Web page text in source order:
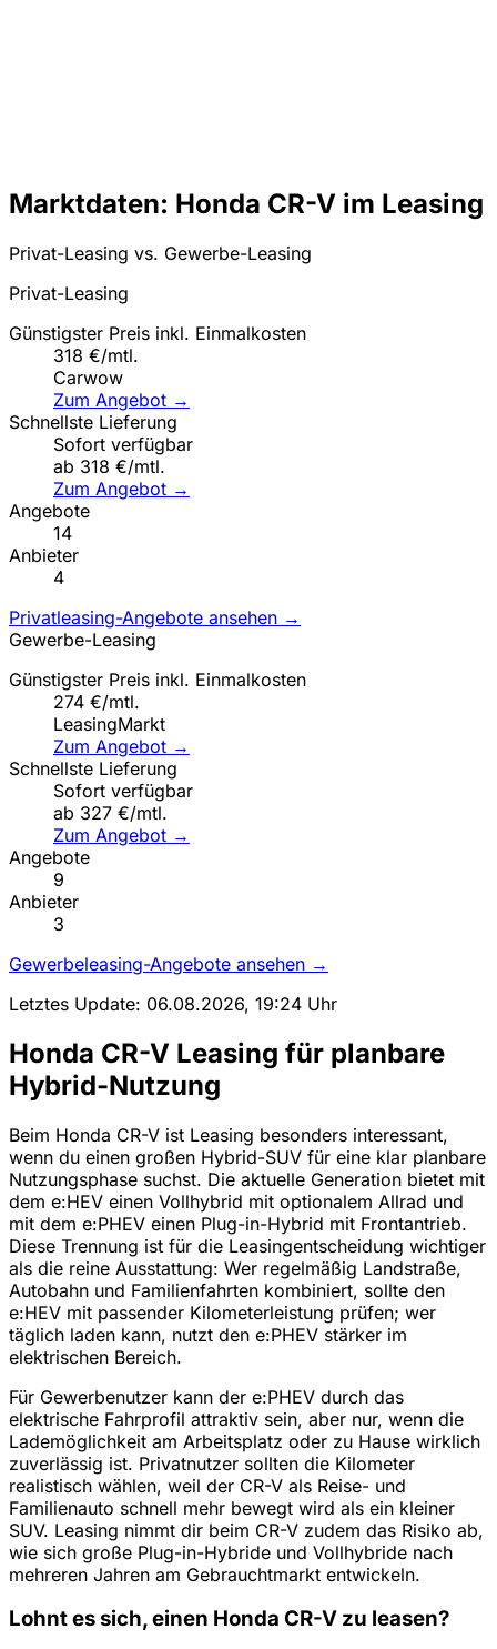
Marktdaten: Honda CR-V im Leasing
Privat-Leasing vs. Gewerbe-Leasing
Privat-Leasing
Günstigster Preis inkl. Einmalkosten
318 €/mtl.
Carwow
Zum Angebot →
Schnellste Lieferung
Sofort verfügbar
ab 318 €/mtl.
Zum Angebot →
Angebote
14
Anbieter
4
Privatleasing-Angebote ansehen →
Gewerbe-Leasing
Günstigster Preis inkl. Einmalkosten
274 €/mtl.
LeasingMarkt
Zum Angebot →
Schnellste Lieferung
Sofort verfügbar
ab 327 €/mtl.
Zum Angebot →
Angebote
9
Anbieter
3
Gewerbeleasing-Angebote ansehen →
Letztes Update: 06.08.2026, 19:24 Uhr
Honda CR-V Leasing für planbare
Hybrid-Nutzung
Beim Honda CR-V ist Leasing besonders interessant,
wenn du einen großen Hybrid-SUV für eine klar planbare
Nutzungsphase suchst. Die aktuelle Generation bietet mit
dem e:HEV einen Vollhybrid mit optionalem Allrad und
mit dem e:PHEV einen Plug-in-Hybrid mit Frontantrieb.
Diese Trennung ist für die Leasingentscheidung wichtiger
als die reine Ausstattung: Wer regelmäßig Landstraße,
Autobahn und Familienfahrten kombiniert, sollte den
e:HEV mit passender Kilometerleistung prüfen; wer
täglich laden kann, nutzt den e:PHEV stärker im
elektrischen Bereich.
Für Gewerbenutzer kann der e:PHEV durch das
elektrische Fahrprofil attraktiv sein, aber nur, wenn die
Lademöglichkeit am Arbeitsplatz oder zu Hause wirklich
zuverlässig ist. Privatnutzer sollten die Kilometer
realistisch wählen, weil der CR-V als Reise- und
Familienauto schnell mehr bewegt wird als ein kleiner
SUV. Leasing nimmt dir beim CR-V zudem das Risiko ab,
wie sich große Plug-in-Hybride und Vollhybride nach
mehreren Jahren am Gebrauchtmarkt entwickeln.
Lohnt es sich, einen Honda CR-V zu leasen?